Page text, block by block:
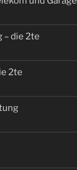
– die 2te
2te